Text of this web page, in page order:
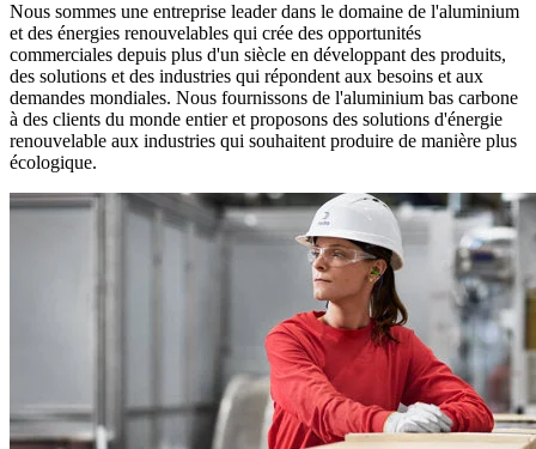
Nous sommes une entreprise leader dans le domaine de l'aluminium
et des énergies renouvelables qui crée des opportunités
commerciales depuis plus d'un siècle en développant des produits,
des solutions et des industries qui répondent aux besoins et aux
demandes mondiales. Nous fournissons de l'aluminium bas carbone
à des clients du monde entier et proposons des solutions d'énergie
renouvelable aux industries qui souhaitent produire de manière plus
écologique.